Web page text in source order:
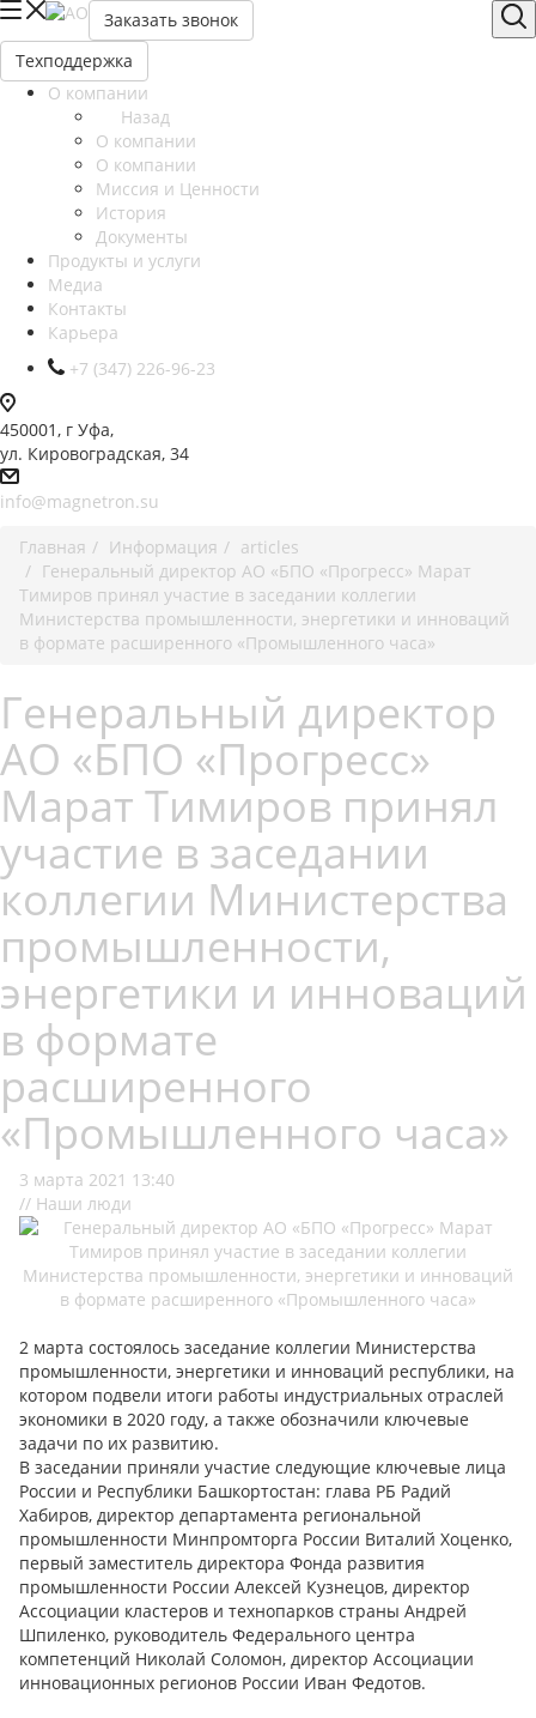
Заказать звонок
Техподдержка
О компании
Назад
О компании
О компании
Миссия и Ценности
История
Документы
Продукты и услуги
Медиа
Контакты
Карьера
+7 (347) 226-96-23
450001, г Уфа,
ул. Кировоградская, 34
info@magnetron.su
Главная
Информация
articles
Генеральный директор АО «БПО «Прогресс» Марат
Тимиров принял участие в заседании коллегии
Министерства промышленности, энергетики и инноваций
в формате расширенного «Промышленного часа»
Генеральный директор
АО «БПО «Прогресс»
Марат Тимиров принял
участие в заседании
коллегии Министерства
промышленности,
энергетики и инноваций
в формате
расширенного
«Промышленного часа»
3 марта 2021 13:40
// Наши люди
2 марта состоялось заседание коллегии Министерства
промышленности, энергетики и инноваций республики, на
котором подвели итоги работы индустриальных отраслей
экономики в 2020 году, а также обозначили ключевые
задачи по их развитию.
В заседании приняли участие следующие ключевые лица
России и Республики Башкортостан: глава РБ Радий
Хабиров, директор департамента региональной
промышленности Минпромторга России Виталий Хоценко,
первый заместитель директора Фонда развития
промышленности России Алексей Кузнецов, директор
Ассоциации кластеров и технопарков страны Андрей
Шпиленко, руководитель Федерального центра
компетенций Николай Соломон, директор Ассоциации
инновационных регионов России Иван Федотов.